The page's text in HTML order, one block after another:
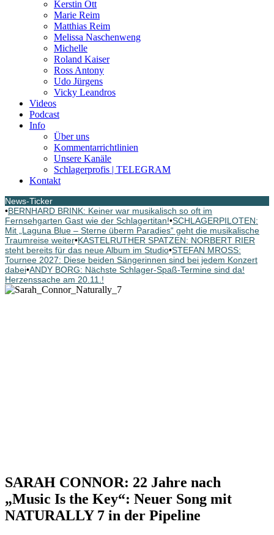
Kerstin Ott
Marie Reim
Matthias Reim
Melissa Naschenweng
Michelle
Roland Kaiser
Ross Antony
Udo Jürgens
Vicky Leandros
Videos
Podcast
Info
Über uns
Kommentarrichtlinien
Unsere Kanäle
Schlagerprofis | TELEGRAM
Kontakt
News-Ticker
•BERNHARD BRINK: Keiner war musikalisch so oft im
Fernsehgarten Gast wie der Schlagertitan!•SCHLAGERPILOTEN:
Mit „Laguna Blue – Sterne überm Paradies“ geht die musikalische
Traumreise weiter•KASTELRUTHER SPATZEN: NORBERT RIER
steht bereits für das neue Album im Studio•STEFAN MROSS:
Tournee 2027: Diese beiden Sängerinnen sind bei jedem Konzert
dabei•ANDY BORG: Nächste Schlager-Spaß-Termine sind da!
Herzenssache am 20.11.!
SARAH CONNOR: 22 Jahre nach
„Music Is the Key“: Neuer Song mit
NATURALLY 7 in der Pipeline